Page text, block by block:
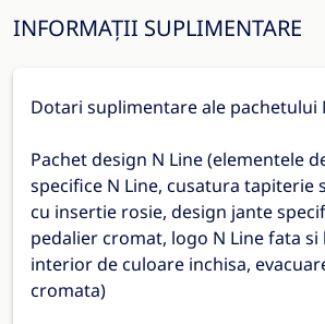
INFORMAȚII SUPLIMENTARE
Dotari suplimentare ale pachetului
Pachet design N Line (elementele
specifice N Line, cusatura tapiterie
cu insertie rosie, design jante
pedalier cromat, logo N Line fata
interior de culoare inchisa,
cromata)